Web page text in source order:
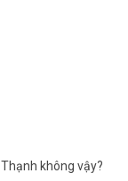
không vậy?